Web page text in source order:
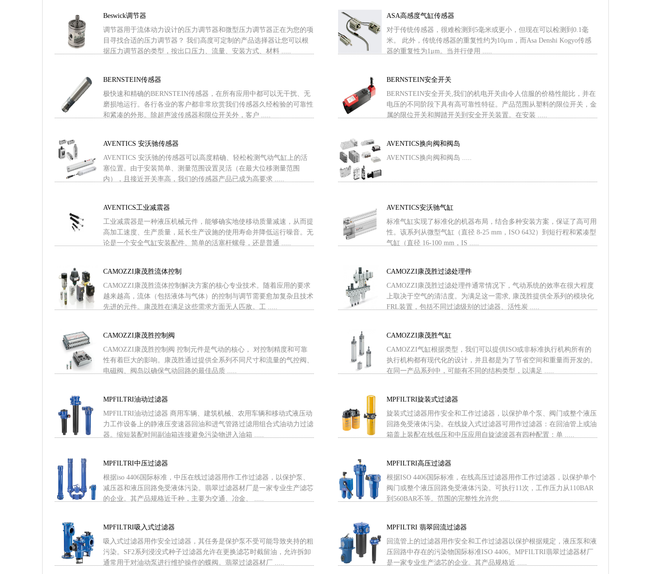
Beswick调节器
调节器用于流体动力设计的压力调节器和微型压力调节器正在为您的项
目寻找合适的压力调节器？ 我们高度可定制的产品选择器让您可以根
据压力调节器的类型，按出口压力、流量、安装方式、材料 .....
ASA高感度气缸传感器
对于传统传感器，很难检测到5毫米或更小，但现在可以检测到0.1毫
米。 此外，传统传感器的重复性约为10μm，而Asa Denshi Kogyo传感
器的重复性为1μm。当并行使用 .....
BERNSTEIN传感器
极快速和精确的BERNSTEIN传感器，在所有应用中都可以无干扰、无
磨损地运行。各行各业的客户都非常欣赏我们传感器久经检验的可靠性
和紧凑的外形。除超声波传感器和限位开关外，客户 .....
BERNSTEIN安全开关
BERNSTEIN安全开关,我们的机电开关由令人信服的价格性能比，并在
电压的不同阶段下具有高可靠性特征。产品范围从塑料的限位开关，金
属的限位开关和脚踏开关到安全开关装置。在安装 .....
AVENTICS 安沃驰传感器
AVENTICS 安沃驰的传感器可以高度精确、轻松检测气动气缸上的活
塞位置。由于安装简单、测量范围设置灵活（在最大位移测量范围
内），且接近开关率高，我们的传感器产品已成为高要求 .....
AVENTICS换向阀和阀岛
AVENTICS换向阀和阀岛 .....
AVENTICS工业减震器
工业减震器是一种液压机械元件，能够确实地使移动质量减速，从而提
高加工速度、生产质量，延长生产设施的使用寿命并降低运行噪音。无
论是一个安全气缸安装配件、简单的活塞杆螺母，还是普通 .....
AVENTICS安沃驰气缸
标准气缸实现了标准化的机器布局，结合多种安装方案，保证了高可用
性。该系列从微型气缸（直径 8-25 mm，ISO 6432）到短行程和紧凑型
气缸（直径 16-100 mm，IS .....
CAMOZZI康茂胜流体控制
CAMOZZI康茂胜流体控制解决方案的核心专业技术。随着应用的要求
越来越高，流体（包括液体与气体）的控制与调节需要愈加复杂且技术
先进的元件。康茂胜在满足这些需求方面无人匹敌。工 .....
CAMOZZI康茂胜过滤处理件
CAMOZZI康茂胜过滤处理件通常情况下，气动系统的效率在很大程度
上取决于空气的清洁度。为满足这一需求, 康茂胜提供全系列的模块化
FRL装置，包括不同过滤级别的过滤器、活性炭 .....
CAMOZZI康茂胜控制阀
CAMOZZI康茂胜控制阀 控制元件是气动的核心， 对控制精度和可靠
性有着巨大的影响。康茂胜通过提供全系列不同尺寸和流量的气控阀、
电磁阀、阀岛以确保气动回路的最佳品质 .....
CAMOZZI康茂胜气缸
CAMOZZI气缸根据类型，我们可以提供ISO或非标准执行机构所有的
执行机构都有现代化的设计，并且都是为了节省空间和重量而开发的。
在同一产品系列中，可能有不同的结构类型，以满足 .....
MPFILTRI油动过滤器
MPFILTRI油动过滤器 商用车辆、建筑机械、农用车辆和移动式液压动
力工作设备上的静液压变速器回油和进气管路过滤用组合式油动力过滤
器。缩短装配时间副油箱连接避免污染物进入油箱 .....
MPFILTRI旋装式过滤器
旋装式过滤器用作安全和工作过滤器，以保护单个泵、阀门或整个液压
回路免受液体污染。在线旋入式过滤器可用作过滤器：在回油管上或油
箱盖上装配在线低压和中压应用自旋滤波器有四种配置：单 .....
MPFILTRI中压过滤器
根据iso 4406国际标准，中压在线过滤器用作工作过滤器，以保护泵、
减压器和液压回路免受液体污染。翡翠过滤器材厂是一家专业生产滤芯
的企业。其产品规格近千种，主要为交通、冶金、 .....
MPFILTRI高压过滤器
根据ISO 4406国际标准，在线高压过滤器用作工作过滤器，以保护单个
阀门或整个液压回路免受液体污染。可执行11次，工作压力从110BAR
到560BAR不等。范围的完整性允许您 .....
MPFILTRI吸入式过滤器
吸入式过滤器用作安全过滤器，其任务是保护泵不受可能导致夹持的粗
污染。SF2系列浸没式种子过滤器允许在更换滤芯时截留油，允许拆卸
通常用于对油动泵进行维护操作的蝶阀。翡翠过滤器材厂 .....
MPFILTRI 翡翠回流过滤器
回流管上的过滤器用作安全和工作过滤器以保护根据规定，液压泵和液
压回路中存在的污染物国际标准ISO 4406。MPFILTRI翡翠过滤器材厂
是一家专业生产滤芯的企业。其产品规格近 .....